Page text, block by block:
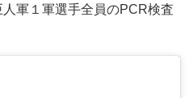
軍１軍選手全員のPCR検査